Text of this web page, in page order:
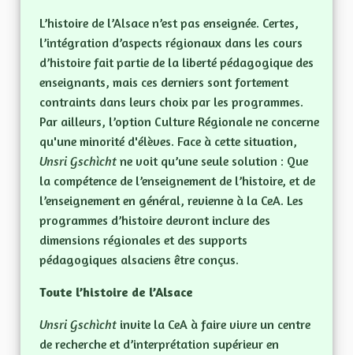
L’histoire de l’Alsace n’est pas enseignée. Certes,
l’intégration d’aspects régionaux dans les cours
d’histoire fait partie de la liberté pédagogique des
enseignants, mais ces derniers sont fortement
contraints dans leurs choix par les programmes.
Par ailleurs, l’option Culture Régionale ne concerne
qu'une minorité d'élèves. Face à cette situation,
Unsri Gschìcht ne voit qu’une seule solution : Que
la compétence de l’enseignement de l’histoire, et de
l’enseignement en général, revienne à la CeA. Les
programmes d’histoire devront inclure des
dimensions régionales et des supports
pédagogiques alsaciens être conçus.
Toute l’histoire de l’Alsace
Unsri Gschìcht invite la CeA à faire vivre un centre
de recherche et d’interprétation supérieur en